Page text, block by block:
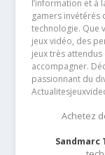
l’information et à
gamers invétérés
technologie. Que
jeux vidéo, des
jeux très
accompagner.
passionnant du
Achetez
Sandmarc